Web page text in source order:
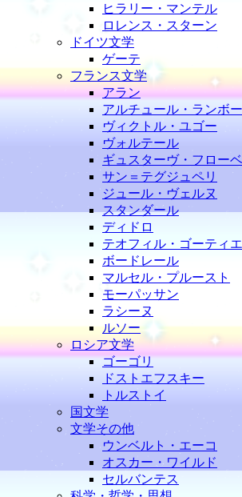
ヒラリー・マンテル
ロレンス・スターン
ドイツ文学
ゲーテ
フランス文学
アラン
アルチュール・ランボー
ヴィクトル・ユゴー
ヴォルテール
ギュスターヴ・フロー
サン＝テグジュペリ
ジュール・ヴェルヌ
スタンダール
ディドロ
テオフィル・ゴーティエ
ボードレール
マルセル・プルースト
モーパッサン
ラシーヌ
ルソー
ロシア文学
ゴーゴリ
ドストエフスキー
トルストイ
国文学
文学その他
ウンベルト・エーコ
オスカー・ワイルド
セルバンテス